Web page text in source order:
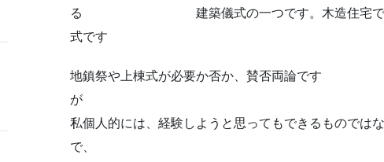
る 建築儀式の一つです。木造住宅では棟木
式です
地鎮祭や上棟式が必要か否か、賛否両論です
私個人的には、経験しようと思ってもできるものでは
で、 是非機会が